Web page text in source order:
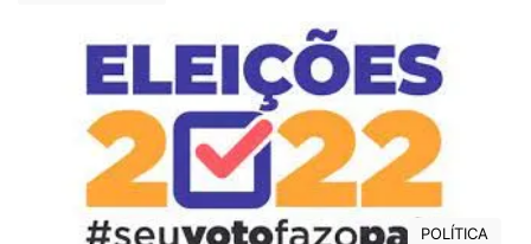
POLÍTICA